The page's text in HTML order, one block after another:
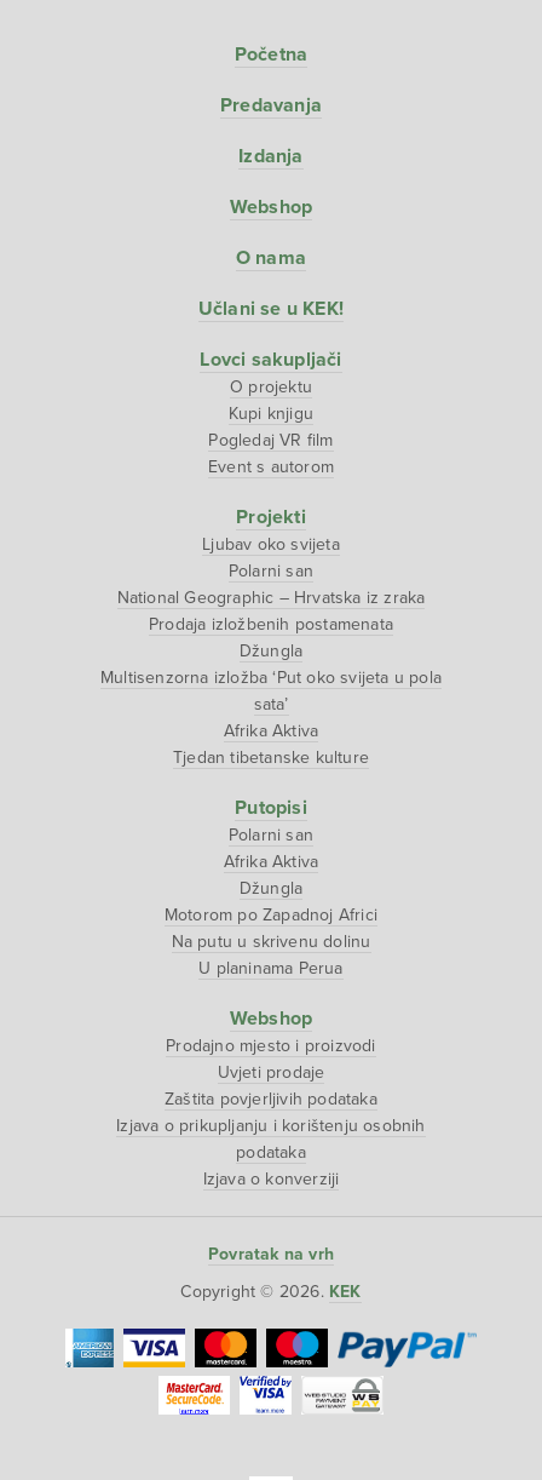
Početna
Predavanja
Izdanja
Webshop
O nama
Učlani se u KEK!
Lovci sakupljači
O projektu
Kupi knjigu
Pogledaj VR film
Event s autorom
Projekti
Ljubav oko svijeta
Polarni san
National Geographic – Hrvatska iz zraka
Prodaja izložbenih postamenata
Džungla
Multisenzorna izložba ‘Put oko svijeta u pola
sata’
Afrika Aktiva
Tjedan tibetanske kulture
Putopisi
Polarni san
Afrika Aktiva
Džungla
Motorom po Zapadnoj Africi
Na putu u skrivenu dolinu
U planinama Perua
Webshop
Prodajno mjesto i proizvodi
Uvjeti prodaje
Zaštita povjerljivih podataka
Izjava o prikupljanju i korištenju osobnih
podataka
Izjava o konverziji
Povratak na vrh
Copyright © 2026. KEK